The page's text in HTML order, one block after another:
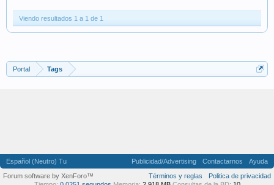
Viendo resultados 1 a 1 de 1
Portal Tags
Español (Neutro) Tu Publicidad/Advertising Contactarnos
Ayuda
Términos y reglas
Politica de privacidad
Forum software by XenForo™